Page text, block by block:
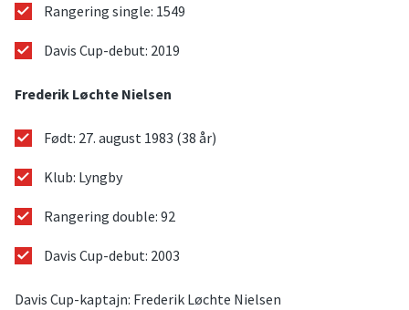
Rangering single: 1549
Davis Cup-debut: 2019
Frederik Løchte Nielsen
Født: 27. august 1983 (38 år)
Klub: Lyngby
Rangering double: 92
Davis Cup-debut: 2003
Davis Cup-kaptajn: Frederik Løchte Nielsen